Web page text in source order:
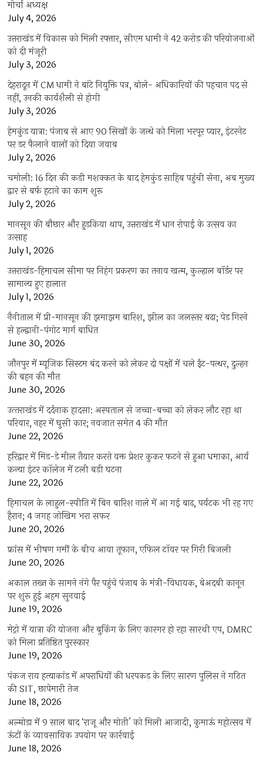
मोर्चा अध्यक्ष
July 4, 2026
उत्तराखंड में विकास को मिली रफ्तार, सीएम धामी ने 42 करोड़ की परियोजनाओं
को दी मंजूरी
July 3, 2026
देहरादून में CM धामी ने बांटे नियुक्ति पत्र, बोले- अधिकारियों की पहचान पद से
नहीं, उनकी कार्यशैली से होगी
July 3, 2026
हेमकुंड यात्रा: पंजाब से आए 90 सिखों के जत्थे को मिला भरपूर प्यार, इंटरनेट
पर डर फैलाने वालों को दिया जवाब
July 2, 2026
चमोली: 16 दिन की कड़ी मशक्कत के बाद हेमकुंड साहिब पहुंची सेना, अब मुख्य
द्वार से बर्फ हटाने का काम शुरू
July 2, 2026
मानसून की बौछार और हुड़किया थाप, उत्तराखंड में धान रोपाई के उत्सव का
उत्साह
July 1, 2026
उत्तराखंड-हिमाचल सीमा पर निहंग प्रकरण का तनाव खत्म, कुल्हाल बॉर्डर पर
सामान्य हुए हालात
July 1, 2026
नैनीताल में प्री-मानसून की झमाझम बारिश, झील का जलस्तर बढ़ा; पेड़ गिरने
से हल्द्वानी-पंगोट मार्ग बाधित
June 30, 2026
जौनपुर में म्यूजिक सिस्टम बंद करने को लेकर दो पक्षों में चले ईंट-पत्थर, दुल्हन
की बहन की मौत
June 30, 2026
उत्‍तराखंड में दर्दनाक हादसा: अस्पताल से जच्चा-बच्चा को लेकर लौट रहा था
परिवार, नहर में घुसी कार; नवजात समेत 4 की मौत
June 22, 2026
हरिद्वार में मिड-डे मील तैयार करते वक्त प्रेशर कुकर फटने से हुआ धमाका, आर्य
कन्या इंटर कॉलेज में टली बड़ी घटना
June 22, 2026
हिमाचल के लाहुल-स्पीति में बिन बारिश नाले में आ गई बाढ़, पर्यटक भी रह गए
हैरान; 4 जगह जोखिम भरा सफर
June 20, 2026
फ्रांस में भीषण गर्मी के बीच आया तूफान, एफिल टॉवर पर गिरी बिजली
June 20, 2026
अकाल तख्त के सामने नंगे पैर पहुंचे पंजाब के मंत्री-विधायक, बेअदबी कानून
पर शुरू हुई अहम सुनवाई
June 19, 2026
मेट्रो में यात्रा की योजना और बुकिंग के लिए कारगर हो रहा सारथी एप, DMRC
को मिला प्रतिष्ठित पुरस्कार
June 19, 2026
पंकज राय हत्याकांड में अपराधियों की धरपकड़ के लिए सारण पुलिस ने गठित
की SIT, छापेमारी तेज
June 18, 2026
अल्मोड़ा में 9 साल बाद ‘राजू और मोती’ को मिली आजादी, कुमाऊं महोत्सव में
ऊंटों के व्यावसायिक उपयोग पर कार्रवाई
June 18, 2026